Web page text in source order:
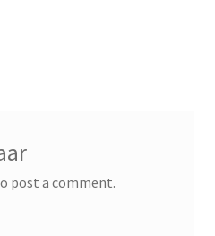
post a comment.